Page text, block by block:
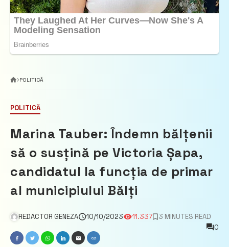
POLITICĂ
POLITICĂ
Marina Tauber: Îndemn bălțenii
să o susțină pe Victoria Șapa,
candidatul la funcția de primar
al municipiului Bălți
REDACTOR GENEZA 10/10/2023 11.337
3 MINUTES READ
0